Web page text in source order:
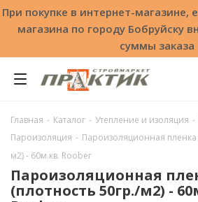
При покупке в интернет-магазине,
магазина по городу Бобруйску
суммы заказа
Главная - Каталог - Утепление и изоляция -
Пароизоляция - Пароизоляционная
м2) - 60м.кв. Roober
Пароизоляционная
(плотность 50гр./м2) -